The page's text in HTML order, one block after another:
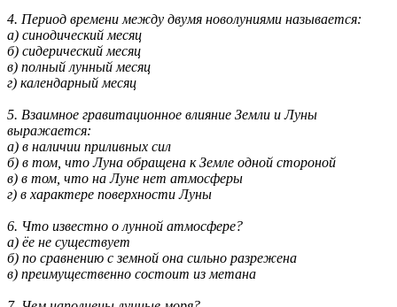
4. Период времени между двумя новолуниями называется:
а) синодический месяц
б) сидерический месяц
в) полный лунный месяц
г) календарный месяц
5. Взаимное гравитационное влияние Земли и Луны
выражается:
а) в наличии приливных сил
б) в том, что Луна обращена к Земле одной стороной
в) в том, что на Луне нет атмосферы
г) в характере поверхности Луны
6. Что известно о лунной атмосфере?
а) ёе не существует
б) по сравнению с земной она сильно разрежена
в) преимущественно состоит из метана